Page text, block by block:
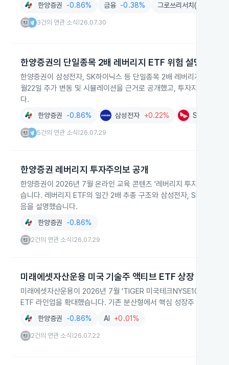
한양증권 -0.86% 금융 -0.38% 그로쓰리서치(Growth
3건의 연관 소식 26.07.30
한양증권의 단일종목 2배 레버리지 ETF 위험 설명 콘텐츠
한양증권이 삼성전자, SK하이닉스 등 단일종목 2배 레버리지 ETF
월22일 주가 변동 및 시뮬레이션을 근거로 공개했고, 투자자가 최대
다.
한양증권 -0.86% 삼성전자 +0.22% SK하이닉스
5건의 연관 소식 26.07.29
한양증권 레버리지 투자주의보 공개
한양증권이 2026년 7월 온라인 교육 콘텐츠 '레버리지 투자주의보'
습니다. 레버리지 ETF의 일간 2배 추종 구조와 삼성전자, SK하이닉
음을 설명했습니다.
한양증권 -0.86%
2건의 연관 소식 26.07.29
미래에셋자산운용 미국 기술주 액티브 ETF 상장
미래에셋자산운용이 2026년 7월 'TIGER 미국테크NYSE100액티브'
ETF 라인업을 확대했습니다. 기존 분산형에서 핵심 성장주 중심의
한양증권 -0.86% AI +0.01%
2건의 연관 소식 26.07.22